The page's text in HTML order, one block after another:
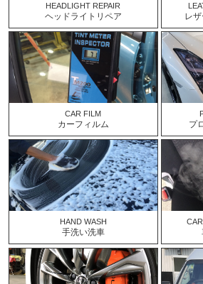
HEADLIGHT REPAIR
ヘッドライトリペア レ
CAR FILM
カーフィルム プ
HAND WASH
手洗い洗車